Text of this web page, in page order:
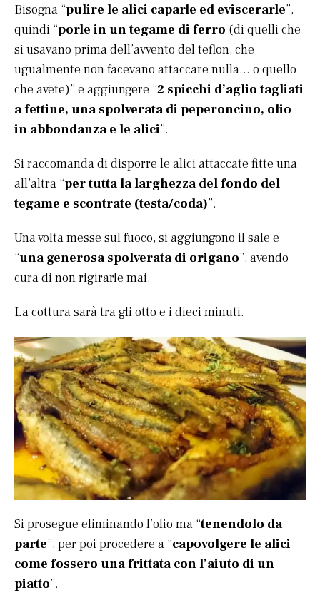
Bisogna “pulire le alici caparle ed eviscerarle”,
quindi “porle in un tegame di ferro (di quelli che
si usavano prima dell’avvento del teflon, che
ugualmente non facevano attaccare nulla… o quello
che avete)” e aggiungere “2 spicchi d’aglio tagliati
a fettine, una spolverata di peperoncino, olio
in abbondanza e le alici”.
Si raccomanda di disporre le alici attaccate fitte una
all’altra “per tutta la larghezza del fondo del
tegame e scontrate (testa/coda)”.
Una volta messe sul fuoco, si aggiungono il sale e
“una generosa spolverata di origano”, avendo
cura di non rigirarle mai.
La cottura sarà tra gli otto e i dieci minuti.
Si prosegue eliminando l’olio ma “tenendolo da
parte”, per poi procedere a “capovolgere le alici
come fossero una frittata con l’aiuto di un
piatto”.